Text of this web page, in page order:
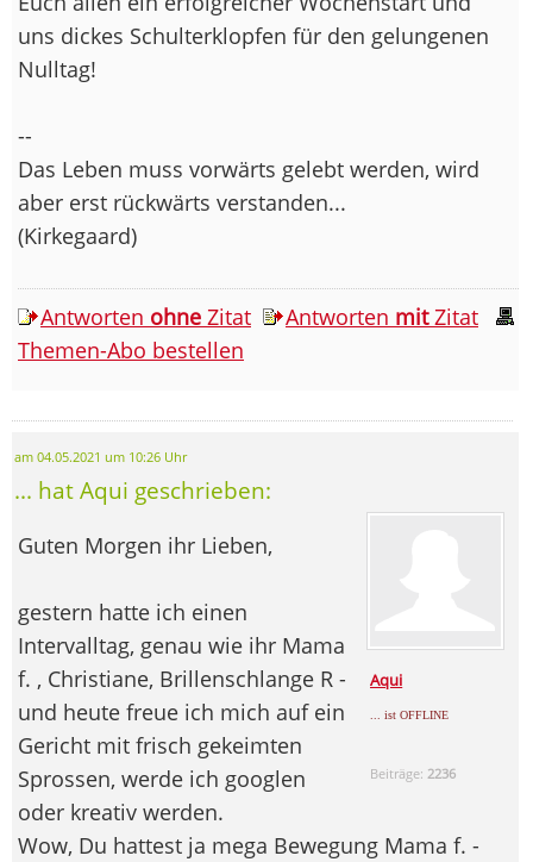
uns dickes Schulterklopfen für den gelungenen
Nulltag!
--
Das Leben muss vorwärts gelebt werden, wird
aber erst rückwärts verstanden...
(Kirkegaard)
Antworten ohne Zitat Antworten mitZitat
Themen-Abo bestellen
am 04.05.2021 um 10:26 Uhr
... hat Aqui geschrieben:
Aqui
... ist OFFLINE
Beiträge: 2236
Guten Morgen ihr Lieben,
gestern hatte ich einen
Intervalltag, genau wie ihr Mama
f. , Christiane, Brillenschlange R -
und heute freue ich mich auf ein
Gericht mit frisch gekeimten
Sprossen, werde ich googlen
oder kreativ werden.
Wow, Du hattest ja mega Bewegung Mama f. -